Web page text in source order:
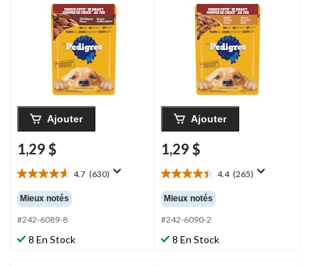
Ajouter
1,29 $
4.7 (630)
4.7
étoile(s)
sur
5.
630
évaluations
Mieux notés
#242-6089-8
8 En Stock
Ajouter
1,29 $
4.4 (265)
4.4
étoile(s)
sur
5.
265
évaluations
Mieux notés
#242-6090-2
8 En Stock